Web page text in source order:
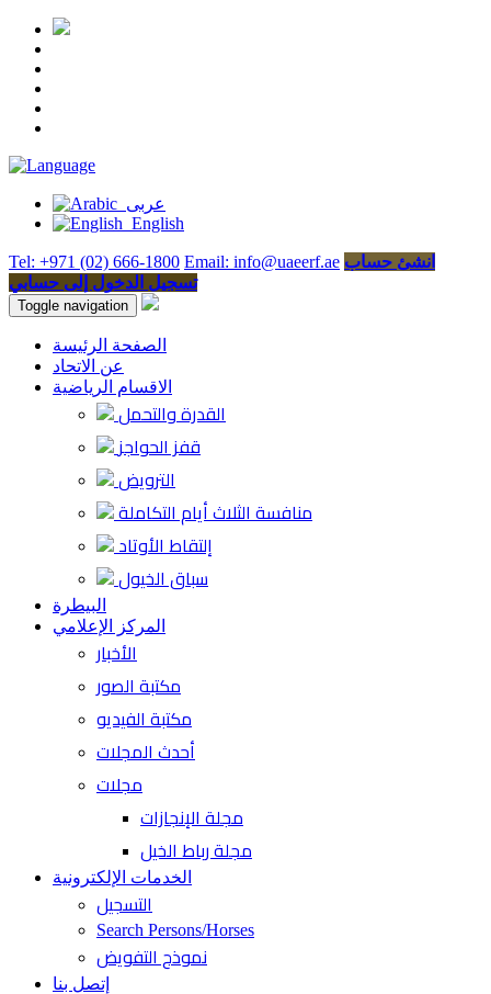
عربى
English
Tel: +971 (02) 666-1800 Email: info@uaeerf.ae انشئ حساب
تسجيل الدخول إلى حسابي
Toggle navigation
الصفحة الرئيسة
عن الاتحاد
الاقسام الرياضية
القدرة والتحمل
قفز الحواجز
الترويض
منافسة الثلاث أيام التكاملة
إلتقاط الأوتاد
سباق الخيول
البيطرة
المركز الإعلامي
الأخبار
مكتبة الصور
مكتبة الفيديو
أحدث المجلات
مجلات
مجلة الإنجازات
مجلة رباط الخيل
الخدمات الإلكترونية
التسجيل
Search Persons/Horses
نموذج التفويض
إتصل بنا